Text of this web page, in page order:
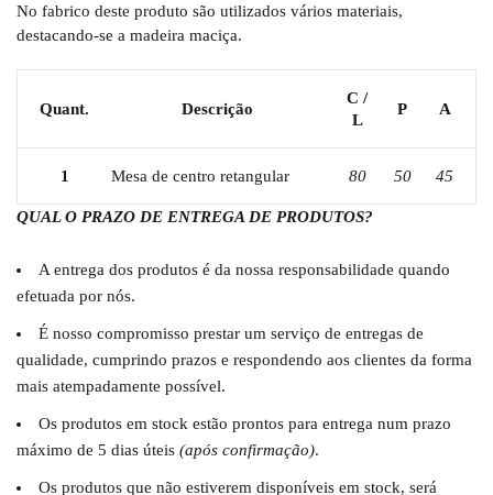
No fabrico deste produto são utilizados vários materiais,
destacando-se a madeira maciça.
Quant. Descrição
C /
L
P A
1 Mesa de centro retangular 80 50 45
QUAL O PRAZO DE ENTREGA DE PRODUTOS?
A entrega dos produtos é da nossa responsabilidade quando
efetuada por nós.
É nosso compromisso prestar um serviço de entregas de
qualidade, cumprindo prazos e respondendo aos clientes da forma
mais atempadamente possível.
Os produtos em stock estão prontos para entrega num prazo
máximo de 5 dias úteis (após confirmação).
Os produtos que não estiverem disponíveis em stock, será